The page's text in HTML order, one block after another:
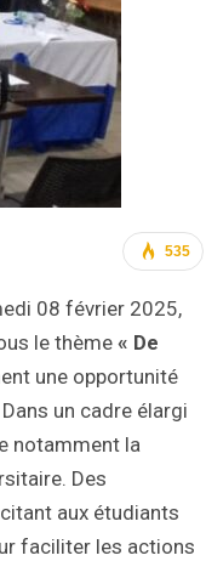
535
08 février 2025,
le thème « De
une opportunité
un cadre élargi
notamment la
Des
aux étudiants
faciliter les actions